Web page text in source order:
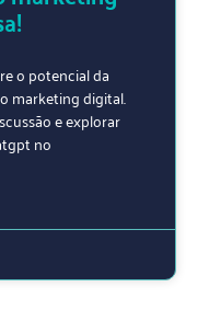
o potencial da
marketing digital.
e explorar
no